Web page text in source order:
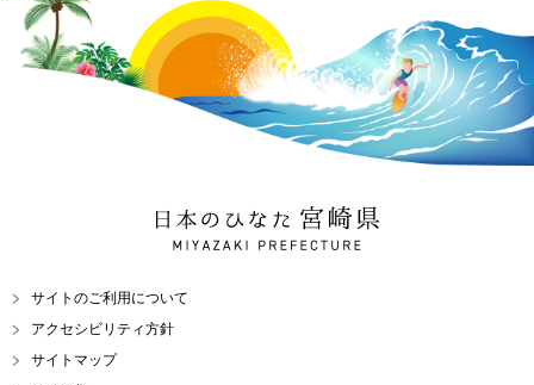
日本のひなた 宮崎県
MIYAZAKI PREFECTURE
サイトのご利用について
アクセシビリティ方針
サイトマップ